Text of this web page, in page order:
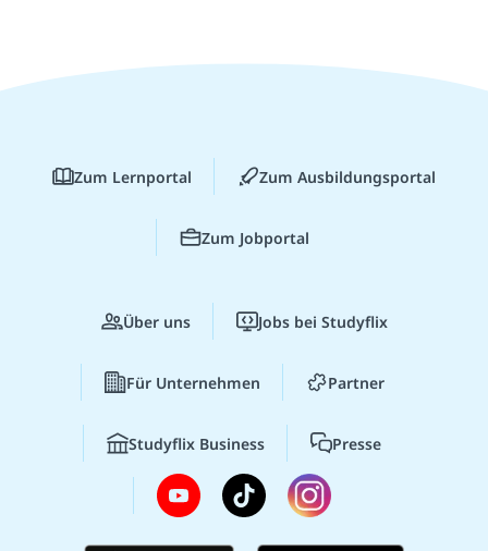
Zum Lernportal Zum Ausbildungsportal
Zum Jobportal
Über uns Jobs bei Studyflix
Für Unternehmen Partner
Studyflix Business Presse